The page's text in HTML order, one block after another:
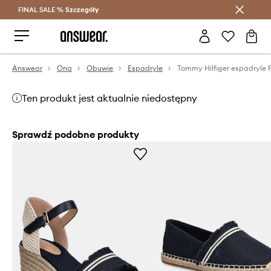
Oszczędzaj z Answear Club >
FINAL SALE % Szczegóły
Answear Ona Obuwie Espadryle
Ten produkt jest aktualnie niedostępny
Sprawdź podobne produkty